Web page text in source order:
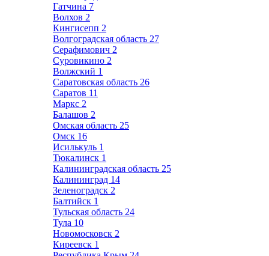
Гатчина 7
Волхов 2
Кингисепп 2
Волгоградская область 27
Серафимович 2
Суровикино 2
Волжский 1
Саратовская область 26
Саратов 11
Маркс 2
Балашов 2
Омская область 25
Омск 16
Исилькуль 1
Тюкалинск 1
Калининградская область 25
Калининград 14
Зеленоградск 2
Балтийск 1
Тульская область 24
Тула 10
Новомосковск 2
Киреевск 1